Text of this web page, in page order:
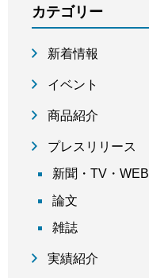
カテゴリー
新着情報
イベント
商品紹介
プレスリリース
新聞・TV・WEB
論文
雑誌
実績紹介